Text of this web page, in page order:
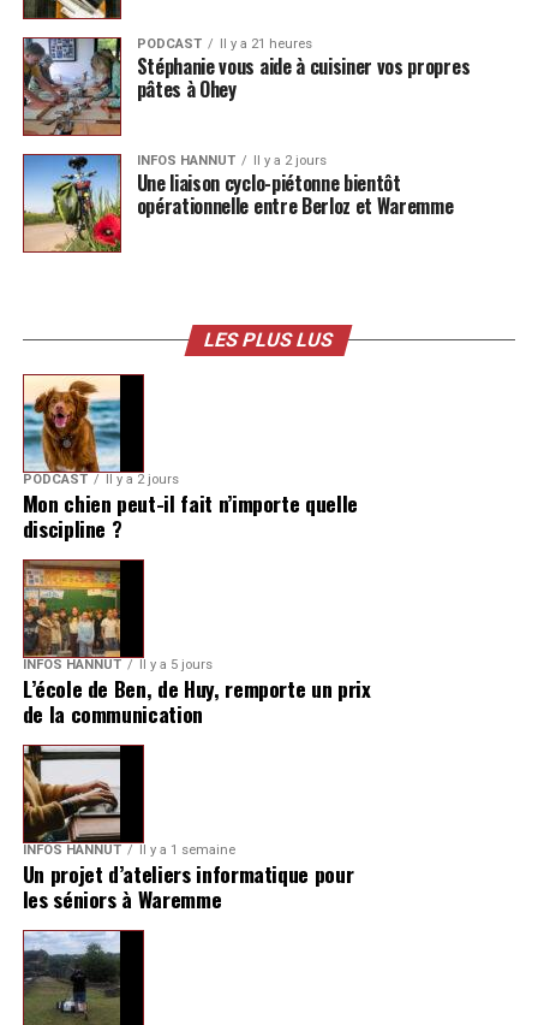
PODCAST Il y a 21 heures
Stéphanie vous aide à cuisiner vos propres
pâtes à Ohey
INFOS HANNUT Il y a 2 jours
Une liaison cyclo-piétonne bientôt
opérationnelle entre Berloz et Waremme
LES PLUS LUS
PODCAST Il y a 2 jours
Mon chien peut-il fait n’importe quelle
discipline ?
INFOS HANNUT Il y a 5 jours
L’école de Ben, de Huy, remporte un prix
de la communication
INFOS HANNUT Il y a 1 semaine
Un projet d’ateliers informatique pour
les séniors à Waremme